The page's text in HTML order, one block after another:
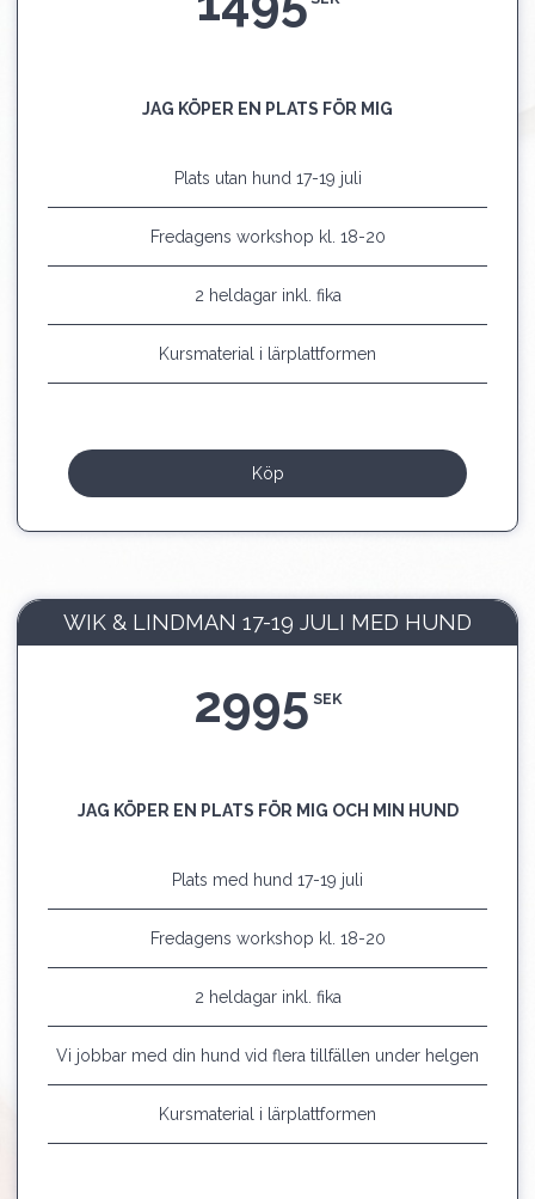
JAG KÖPER EN PLATS FÖR MIG
Plats utan hund 17-19 juli
Fredagens workshop kl. 18-20
2 heldagar inkl. fika
Kursmaterial i lärplattformen
Köp
WIK & LINDMAN 17-19 JULI MED HUND
2995 SEK
JAG KÖPER EN PLATS FÖR MIG OCH MIN HUND
Plats med hund 17-19 juli
Fredagens workshop kl. 18-20
2 heldagar inkl. fika
Vi jobbar med din hund vid flera tillfällen under helgen
Kursmaterial i lärplattformen